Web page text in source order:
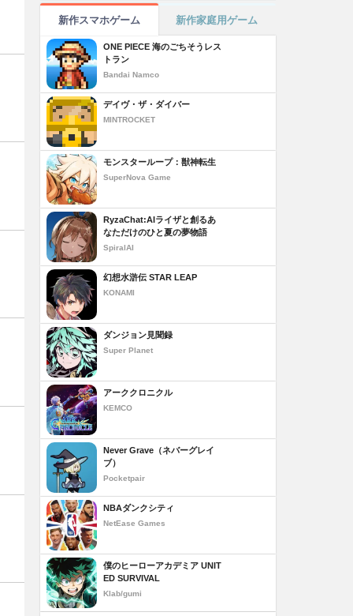
新作スマホゲーム 新作家庭用ゲーム
ONE PIECE 海のごちそうレス
トラン
Bandai Namco
デイヴ・ザ・ダイバー
MINTROCKET
モンスターループ：獣神転生
SuperNova Game
RyzaChat:AIライザと創るあ
なただけのひと夏の夢物語
SpiralAI
幻想水滸伝 STAR LEAP
KONAMI
ダンジョン見聞録
Super Planet
アーククロニクル
KEMCO
Never Grave（ネバーグレイ
ブ）
Pocketpair
NBAダンクシティ
NetEase Games
僕のヒーローアカデミア UNIT
ED SURVIVAL
Klab/gumi